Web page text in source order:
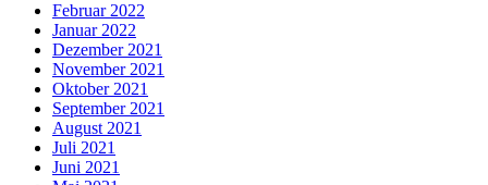
Februar 2022
Januar 2022
Dezember 2021
November 2021
Oktober 2021
September 2021
August 2021
Juli 2021
Juni 2021